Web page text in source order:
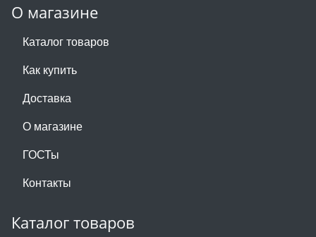
О магазине
Каталог товаров
Как купить
Доставка
О магазине
ГОСТы
Контакты
Каталог товаров